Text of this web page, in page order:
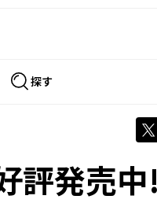
探す
評発売